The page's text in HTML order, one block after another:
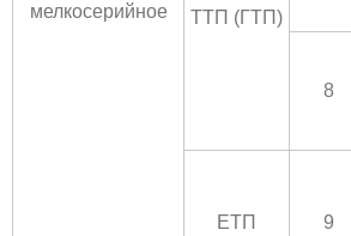
мелкосерийное
ТТП (ГТП)
8
ЕТП 9